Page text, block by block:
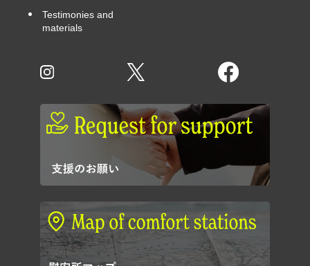
Testimonies and
materials